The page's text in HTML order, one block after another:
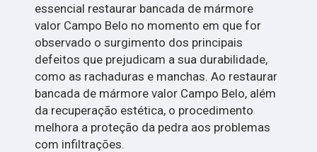
essencial restaurar bancada de mármore
valor Campo Belo no momento em que for
observado o surgimento dos principais
defeitos que prejudicam a sua durabilidade,
como as rachaduras e manchas. Ao restaurar
bancada de mármore valor Campo Belo, além
da recuperação estética, o procedimento
melhora a proteção da pedra aos problemas
com infiltrações.